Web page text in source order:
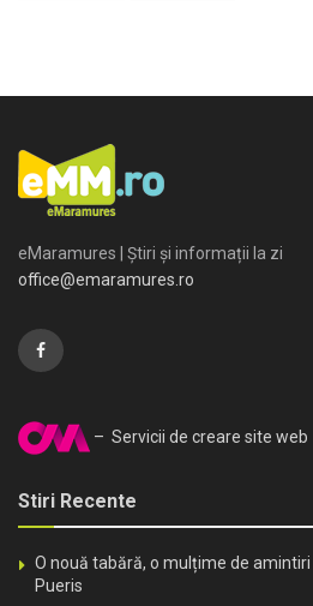
eMaramures | Știri și informații la zi
office@emaramures.ro
– Servicii de creare site web
Stiri Recente
O nouă tabără, o mulțime de
Pueris